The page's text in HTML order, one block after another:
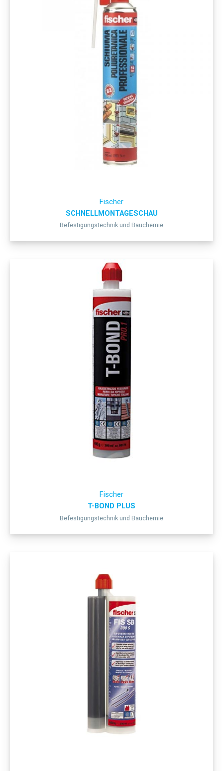
Fischer
SCHNELLMONTAGESCHAU
Befestigungstechnik und Bauchemie
Fischer
T-BOND PLUS
Befestigungstechnik und Bauchemie